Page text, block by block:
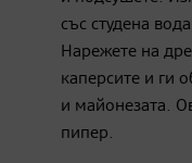
със студена
Нарежете на
каперсите и ги
и майонезата.
пипер.